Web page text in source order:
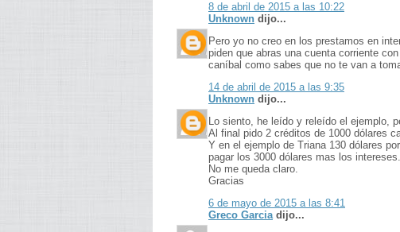
8 de abril de 2015 a las 10:22
Unknown dijo...
Pero yo no creo en los prestamos en
piden que abras una cuenta corriente
caníbal como sabes que no te van a
14 de abril de 2015 a las 9:35
Unknown dijo...
Lo siento, he leído y releído el ejemplo,
Al final pido 2 créditos de 1000 dólares
Y en el ejemplo de Triana 130 dólares
pagar los 3000 dólares mas los intereses.
No me queda claro.
Gracias
6 de mayo de 2015 a las 8:41
Greco Garciadijo...